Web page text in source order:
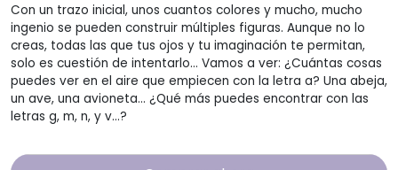
Con un trazo inicial, unos cuantos colores y mucho, mucho
ingenio se pueden construir múltiples figuras. Aunque no lo
creas, todas las que tus ojos y tu imaginación te permitan,
solo es cuestión de intentarlo… Vamos a ver: ¿Cuántas cosas
puedes ver en el aire que empiecen con la letra a? Una abeja,
un ave, una avioneta… ¿Qué más puedes encontrar con las
letras g, m, n, y v…?